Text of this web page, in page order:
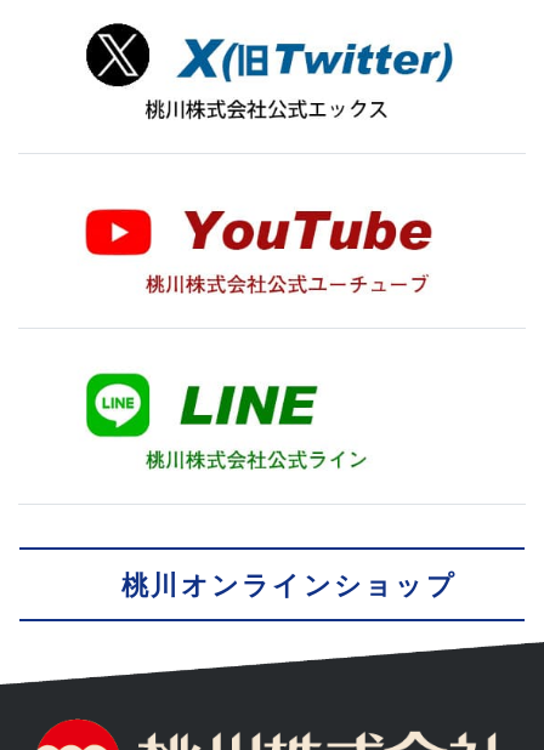
桃川オンラインショップ